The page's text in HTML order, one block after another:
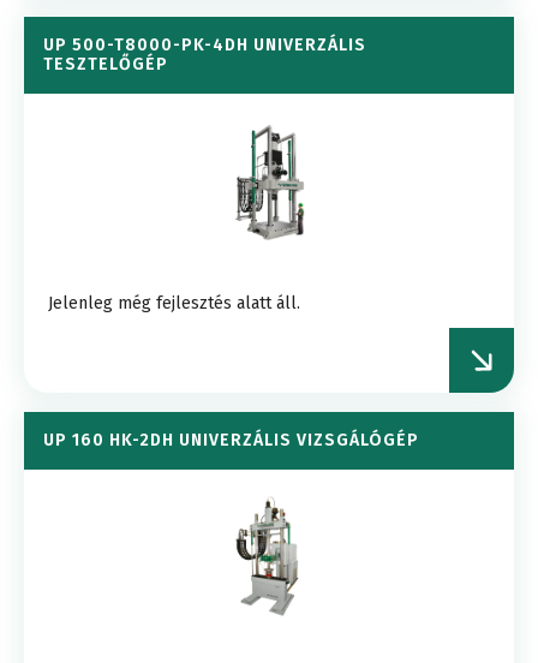
UP 500-T8000-PK-4DH UNIVERZÁLIS
TESZTELŐGÉP
Jelenleg még fejlesztés alatt áll.
UP 160 HK-2DH UNIVERZÁLIS VIZSGÁLÓGÉP